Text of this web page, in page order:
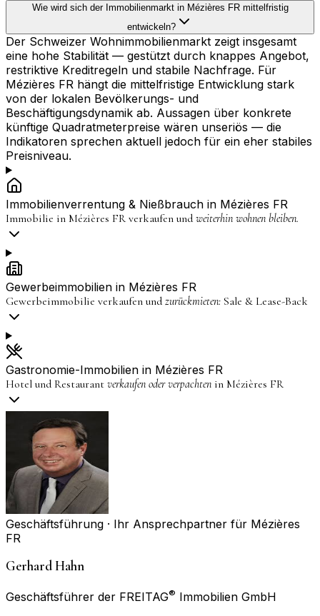
Wie wird sich der Immobilienmarkt in Mézières FR mittelfristig
entwickeln?
Der Schweizer Wohnimmobilienmarkt zeigt insgesamt
eine hohe Stabilität — gestützt durch knappes Angebot,
restriktive Kreditregeln und stabile Nachfrage. Für
Mézières FR hängt die mittelfristige Entwicklung stark
von der lokalen Bevölkerungs- und
Beschäftigungsdynamik ab. Aussagen über konkrete
künftige Quadratmeterpreise wären unseriös — die
Indikatoren sprechen aktuell jedoch für ein eher stabiles
Preisniveau.
Immobilienverrentung & Nießbrauch in Mézières FR
Immobilie in Mézières FR verkaufen und weiterhin wohnen bleiben.
Gewerbeimmobilien in Mézières FR
Gewerbeimmobilie verkaufen und zurückmieten: Sale & Lease-Back
Gastronomie-Immobilien in Mézières FR
Hotel und Restaurant verkaufen oder verpachten in Mézières FR
Geschäftsführung · Ihr Ansprechpartner für Mézières
FR
Gerhard Hahn
Geschäftsführer der FREITAG® Immobilien GmbH